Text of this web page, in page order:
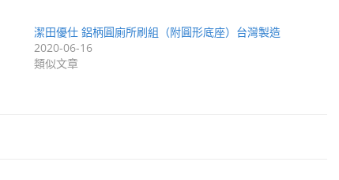
潔田優仕 鋁柄圓廁所刷組（附圓形底座）台灣製造
2020-06-16
類似文章